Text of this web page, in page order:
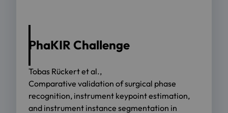
PhaKIR Challenge
Tobas Rückert et al.,
Comparative validation of surgical phase
recognition, instrument keypoint estimation,
and instrument instance segmentation in